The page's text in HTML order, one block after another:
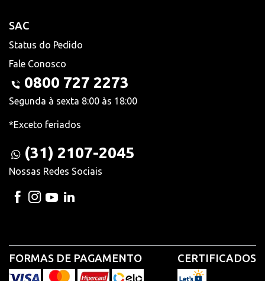
SAC
Status do Pedido
Fale Conosco
0800 727 2273
Segunda à sexta 8:00 às 18:00
*Exceto feriados
(31) 2107-2045
Nossas Redes Sociais
FORMAS DE PAGAMENTO CERTIFICADOS